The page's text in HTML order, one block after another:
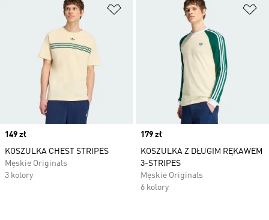
Dodaj do listy życzeń
Price
149 zł
KOSZULKA CHEST STRIPES
Męskie Originals
3 kolory
Price
179 zł
KOSZULKA Z DŁUGIM RĘKAWEM
3-STRIPES
Męskie Originals
6 kolory